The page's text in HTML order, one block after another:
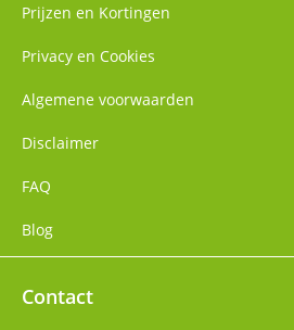
Prijzen en Kortingen
Privacy en Cookies
Algemene voorwaarden
Disclaimer
FAQ
Blog
Contact